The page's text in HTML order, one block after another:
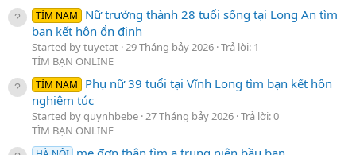
TÌM NAM
Nữ trưởng thành 28 tuổi sống tại Long An tìm
bạn kết hôn ổn định
Started by tuyetat 29 Tháng bảy 2026 Trả lời: 1
TÌM BẠN ONLINE
TÌM NAM
Phụ nữ 39 tuổi tại Vĩnh Long tìm bạn kết hôn
nghiêm túc
Started by quynhbebe 27 Tháng bảy 2026 Trả lời: 0
TÌM BẠN ONLINE